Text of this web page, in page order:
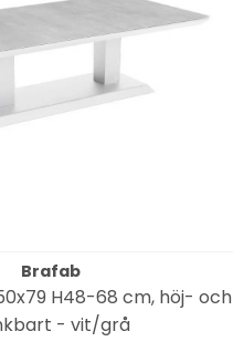
Brafab
H48-68 cm, höj- och
- vit/grå